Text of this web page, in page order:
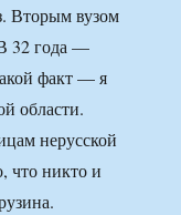
Вторым вузом
32 года —
факт — я
области.
нерусской
что никто и